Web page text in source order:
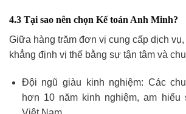
4.3 Tại sao nên chọn Kế toán Anh Minh?
Giữa hàng trăm đơn vị cung cấp dịch
khẳng định vị thế bằng sự tận tâm và
Đội ngũ giàu kinh nghiệm: Các
hơn 10 năm kinh nghiệm, am hiểu